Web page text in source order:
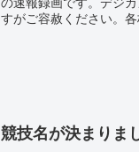
すがご容赦ください。
競技名が決まりま